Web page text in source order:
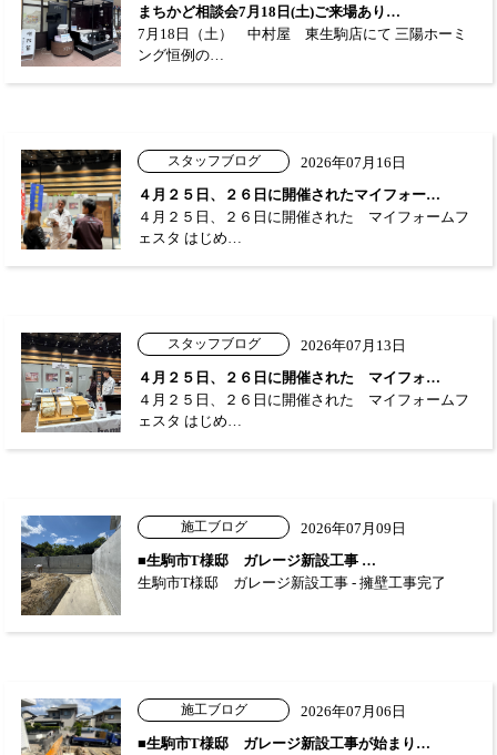
まちかど相談会7月18日(土)ご来場あり…
7月18日（土） 中村屋 東生駒店にて 三陽ホーミ
ング恒例の…
スタッフブログ
2026年07月16日
４月２５日、２６日に開催されたマイフォー…
４月２５日、２６日に開催された マイフォームフ
ェスタ はじめ…
スタッフブログ
2026年07月13日
４月２５日、２６日に開催された マイフォ…
４月２５日、２６日に開催された マイフォームフ
ェスタ はじめ…
施工ブログ
2026年07月09日
■生駒市T様邸 ガレージ新設工事 …
生駒市T様邸 ガレージ新設工事 - 擁壁工事完了
施工ブログ
2026年07月06日
■生駒市T様邸 ガレージ新設工事が始まり…